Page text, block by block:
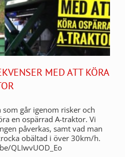
MED ATT KÖRA
går igenom risker och
en ospärrad A-traktor. Vi
påverkas, samt vad man
obältad i över 30km/h.
QLIwvUOD_Eo